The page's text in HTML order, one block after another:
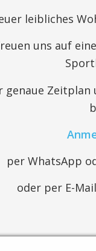
leibliches
uns auf
genaue
per WhatsApp
oder per E-